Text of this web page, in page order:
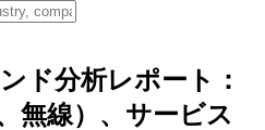
ド分析レポート：
無線）、サービス